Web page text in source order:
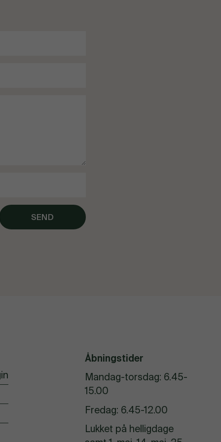
Åbningstider
Mandag-torsdag: 6.45-
15.00
Fredag: 6.45-12.00
Lukket på helligdage